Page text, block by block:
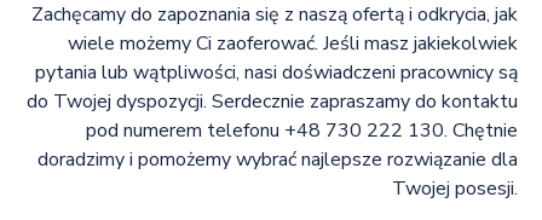
Zachęcamy do zapoznania się z naszą ofertą i odkrycia, jak
wiele możemy Ci zaoferować. Jeśli masz jakiekolwiek
pytania lub wątpliwości, nasi doświadczeni pracownicy są
do Twojej dyspozycji. Serdecznie zapraszamy do kontaktu
pod numerem telefonu +48 730 222 130. Chętnie
doradzimy i pomożemy wybrać najlepsze rozwiązanie dla
Twojej posesji.